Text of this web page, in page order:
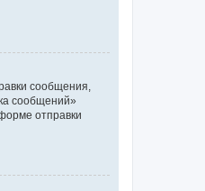
сообщения,
сообщений»
отправки